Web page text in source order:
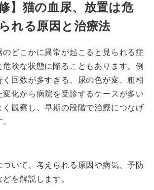
】猫の血尿、放置は危
れる原因と治療法
のどこかに異常が起こると見られる症
険な状態に陥ることもあります。例
く回数が多すぎる、尿の色が変、粗相
変化から病院を受診するケースが多い
く観察し、早期の段階で治療につなげ
ついて、考えられる原因や病気、予防
を解説します。